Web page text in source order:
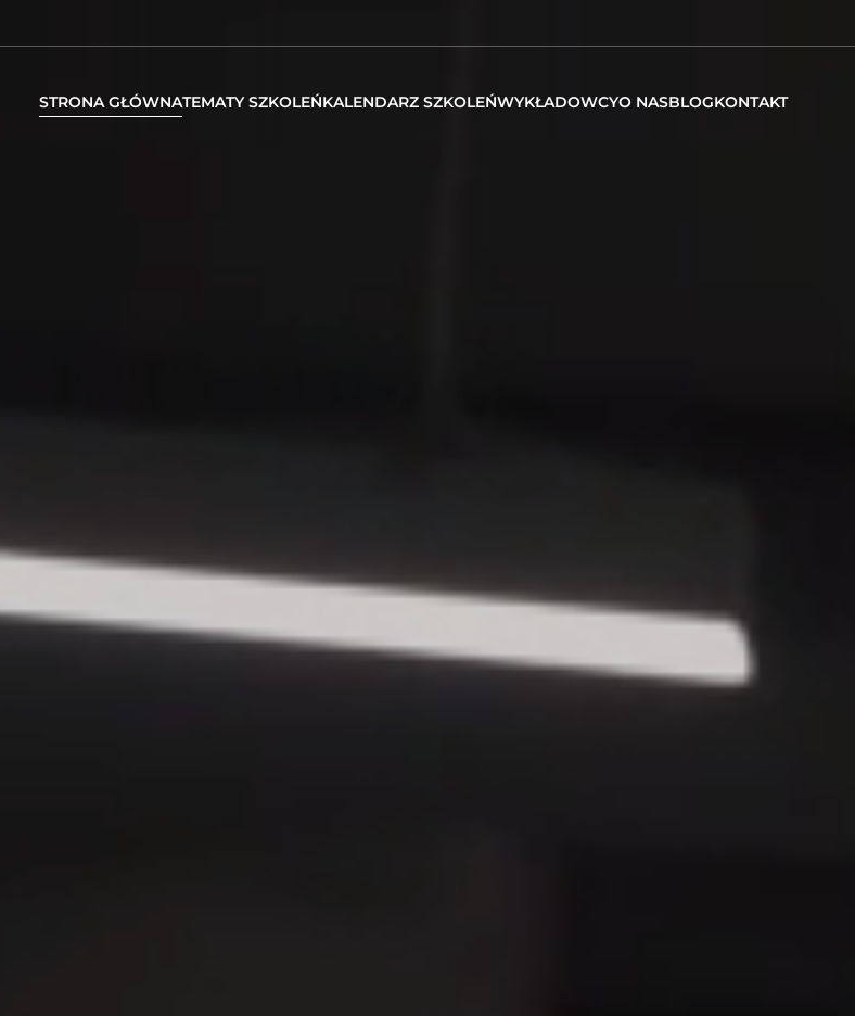
STRONA GŁÓWNATEMATY SZKOLEŃKALENDARZ SZKOLEŃWYKŁADOWCYO NASBLOGKONTAKT